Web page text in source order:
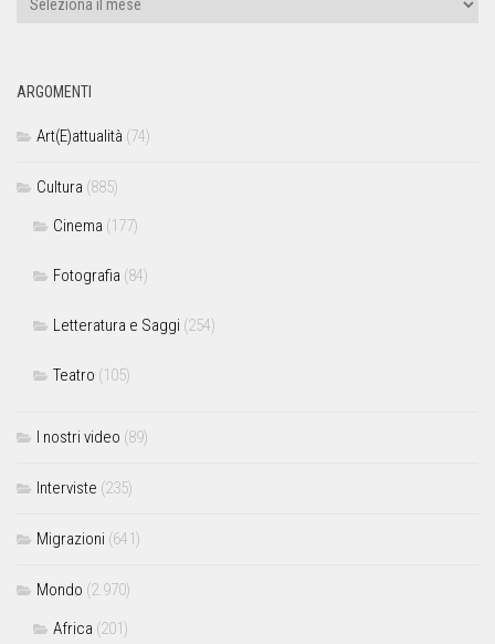
ARGOMENTI
Art(E)attualità (74)
Cultura (885)
Cinema (177)
Fotografia (84)
Letteratura e Saggi (254)
Teatro (105)
I nostri video (89)
Interviste (235)
Migrazioni (641)
Mondo (2.970)
Africa (201)